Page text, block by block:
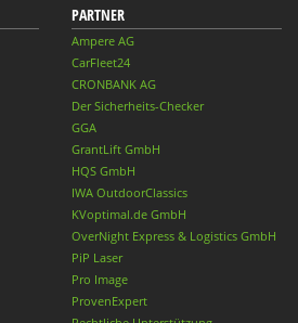
PARTNER
Ampere AG
CarFleet24
CRONBANK AG
Der Sicherheits-Checker
GGA
GrantLift GmbH
HQS GmbH
IWA OutdoorClassics
KVoptimal.de GmbH
OverNight Express & Logistics GmbH
PiP Laser
Pro Image
ProvenExpert